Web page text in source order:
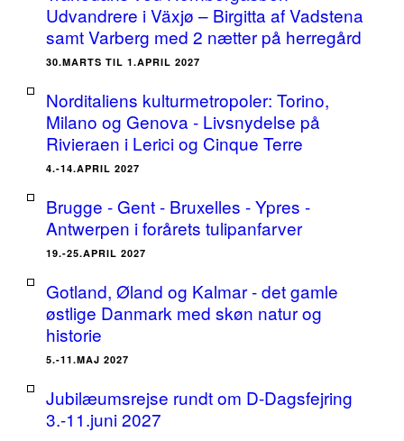
Udvandrere i Växjø – Birgitta af Vadstena
samt Varberg med 2 nætter på herregård
30.MARTS TIL 1.APRIL 2027
Norditaliens kulturmetropoler: Torino,
Milano og Genova - Livsnydelse på
Rivieraen i Lerici og Cinque Terre
4.-14.APRIL 2027
Brugge - Gent - Bruxelles - Ypres -
Antwerpen i forårets tulipanfarver
19.-25.APRIL 2027
Gotland, Øland og Kalmar - det gamle
østlige Danmark med skøn natur og
historie
5.-11.MAJ 2027
Jubilæumsrejse rundt om D-Dagsfejring
3.-11.juni 2027